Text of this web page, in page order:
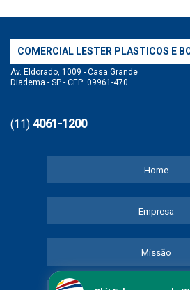
COMERCIAL LESTER PLASTICOS E
Av. Eldorado, 1009 - Casa Grande
Diadema - SP - CEP: 09961-470
(11) 4061-1200
Home
Empresa
Missão